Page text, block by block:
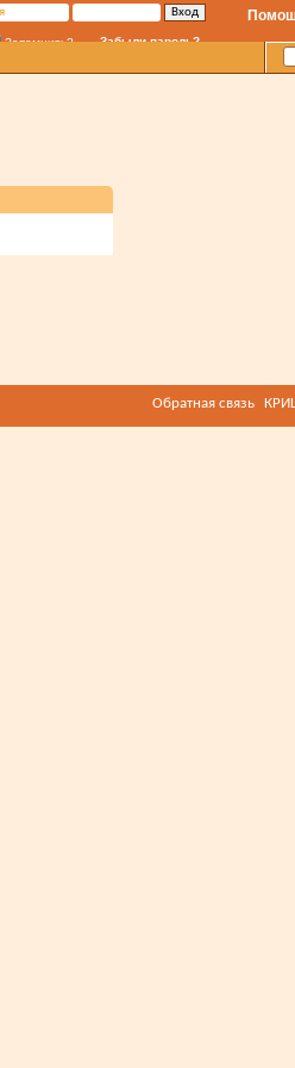
Запомнить? Забыли пароль?
Обратная связь